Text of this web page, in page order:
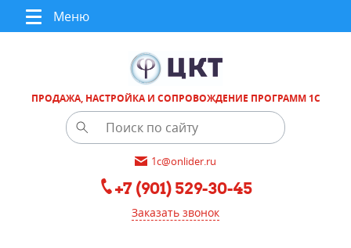
Меню
ПРОДАЖА, НАСТРОЙКА И СОПРОВОЖДЕНИЕ ПРОГРАММ 1С
1c@onlider.ru
+7 (901) 529-30-45
Заказать звонок